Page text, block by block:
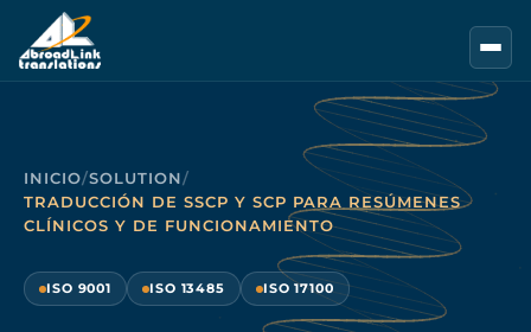
Saltar al contenido principal
INICIO/SOLUTION/
TRADUCCIÓN DE SSCP Y SCP PARA RESÚMENES
CLÍNICOS Y DE FUNCIONAMIENTO
ISO 9001 ISO 13485 ISO 17100